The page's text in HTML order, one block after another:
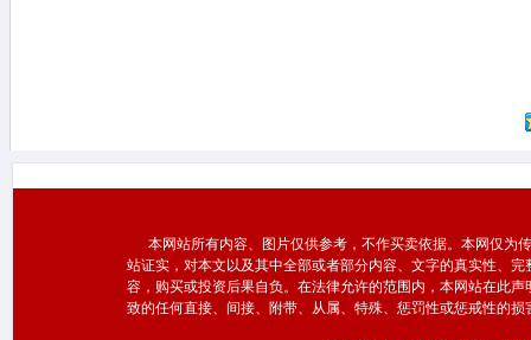
本网站所有内容、图片仅供参考，不作买卖依据。本网仅为
站证实，对本文以及其中全部或者部分内容、文字的真实性、
容，购买或投资后果自负。在法律允许的范围内，本网站在此
致的任何直接、间接、附带、从属、特殊、惩罚性或惩戒性的损